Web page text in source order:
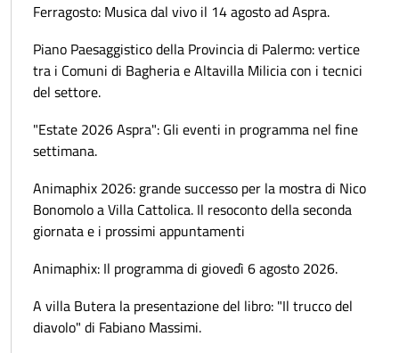
Ferragosto: Musica dal vivo il 14 agosto ad Aspra.
Piano Paesaggistico della Provincia di Palermo: vertice
tra i Comuni di Bagheria e Altavilla Milicia con i tecnici
del settore.
"Estate 2026 Aspra": Gli eventi in programma nel fine
settimana.
Animaphix 2026: grande successo per la mostra di Nico
Bonomolo a Villa Cattolica. Il resoconto della seconda
giornata e i prossimi appuntamenti
Animaphix: Il programma di giovedì 6 agosto 2026.
A villa Butera la presentazione del libro: "Il trucco del
diavolo" di Fabiano Massimi.